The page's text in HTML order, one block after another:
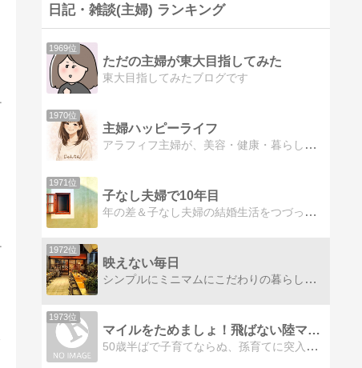
日記・雑談(主婦) ランキング
1969位
ただの主婦が東大目指してみた
東大目指してみたブログです
1970位
主婦ハッピーライフ
アラフィフ主婦が、美容・健康・暮らしの中で感じたことをゆるっと綴っています。日々の小さな気づきや実体験を中心に、暮らしが少し心地よくなるような発信をしています。
1971位
子なし夫婦で10年目
年の差＆子なし夫婦の結婚生活をつづっています。
1972位
映えない毎日
シンプルにミニマムにこだわりの暮らしをしたいはず、なのに映えない。子どものお弁当と好きなものと暮らしと。
1973位
マイルをためましょ！飛ばない陸マイラーな主婦の日常
50歳半ばで子育てならぬ、孫育てに突入〜今はポイントためて近場の温泉に家族旅行に行くのが目標です｡